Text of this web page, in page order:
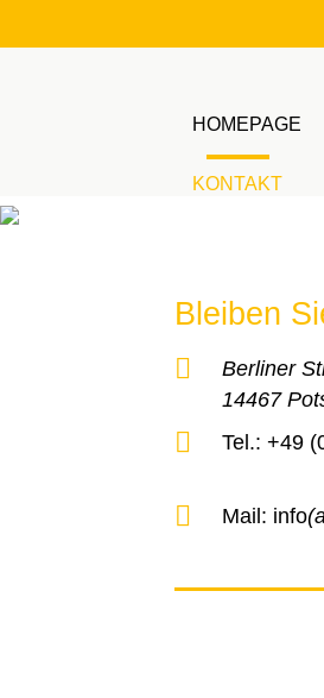
HOMEPAGE
KONTAKT
Bleiben
Berliner
14467
Tel.: +49
Mail: info